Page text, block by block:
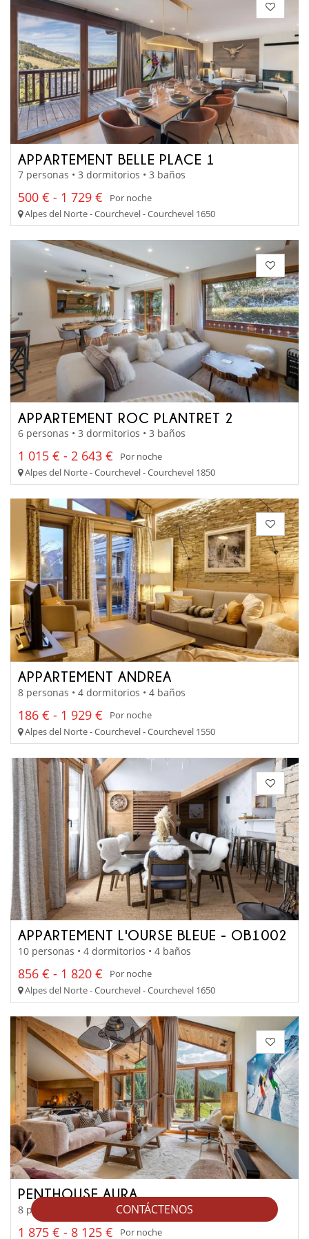
CONTÁCTENOS
APPARTEMENT BELLE PLACE 1
7 personas • 3 dormitorios • 3 baños
500 € - 1 729 €
Por noche
Alpes del Norte - Courchevel - Courchevel 1650
APPARTEMENT ROC PLANTRET 2
6 personas • 3 dormitorios • 3 baños
1 015 € - 2 643 €
Por noche
Alpes del Norte - Courchevel - Courchevel 1850
APPARTEMENT ANDREA
8 personas • 4 dormitorios • 4 baños
186 € - 1 929 €
Por noche
Alpes del Norte - Courchevel - Courchevel 1550
APPARTEMENT L'OURSE BLEUE - OB1002
10 personas • 4 dormitorios • 4 baños
856 € - 1 820 €
Por noche
Alpes del Norte - Courchevel - Courchevel 1650
PENTHOUSE AURA
8 personas • 4 dormitorios • 4 baños
1 875 € - 8 125 € Por noche